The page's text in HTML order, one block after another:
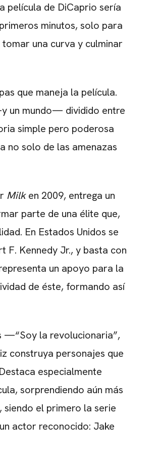
película de DiCaprio sería
minutos, solo para
una curva y culminar
que maneja la película.
un mundo— dividido entre
simple pero poderosa
no solo de las amenazas
Milken 2009, entrega un
parte de una élite que,
En Estados Unidos se
F. Kennedy Jr., y basta con
un apoyo para la
de éste, formando así
—“Soy la revolucionaria”,
construya personajes que
especialmente
sorprendiendo aún más
siendo el primero la serie
actor reconocido: Jake